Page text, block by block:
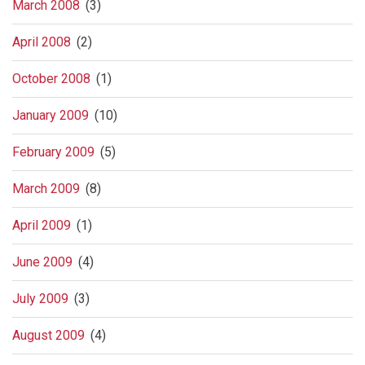
March 2008 (3)
April 2008 (2)
October 2008 (1)
January 2009 (10)
February 2009 (5)
March 2009 (8)
April 2009 (1)
June 2009 (4)
July 2009 (3)
August 2009 (4)